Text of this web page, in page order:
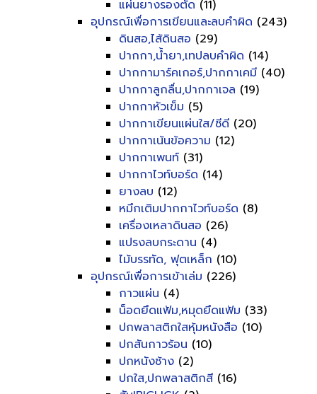
แผ่นยางรองตัด (11)
อุปกรณ์เพื่อการเขียนและลบคำผิด (243)
ดินสอ,ไส้ดินสอ (29)
ปากกา,น้ำยา,เทปลบคำผิด (14)
ปากกามาร์คเกอร์,ปากกาเคมี (40)
ปากกาลูกลื่น,ปากกาเจล (19)
ปากกาหัวเข็ม (5)
ปากกาเขียนแผ่นใส/ซีดี (20)
ปากกาเน้นข้อความ (12)
ปากกาเพนท์ (31)
ปากกาไวท์บอร์ด (14)
ยางลบ (12)
หมึกเติมปากกาไวท์บอร์ด (8)
เครื่องเหลาดินสอ (26)
แปรงลบกระดาน (4)
ไม้บรรทัด, ฟุตเหล็ก (10)
อุปกรณ์เพื่อการเข้าเล่ม (226)
กาวแผ่น (4)
น็อดยึดแฟ้ม,หมุดยึดแฟ้ม (33)
ปกพลาสติกใสหุ้มหนังสือ (10)
ปกสันกาวร้อน (10)
ปกหนังช้าง (2)
ปกใส,ปกพลาสติกสี (16)